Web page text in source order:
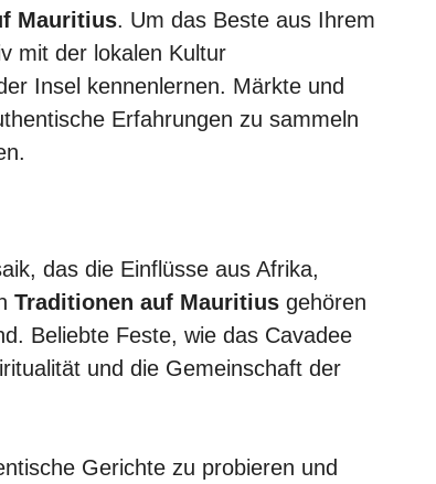
Mauritius. Um das Beste aus Ihrem
mit der lokalen Kultur
Insel kennenlernen. Märkte und
Erfahrungen zu sammeln
das die Einflüsse aus Afrika,
Traditionen auf Mauritius gehören
Beliebte Feste, wie das Cavadee
und die Gemeinschaft der
Gerichte zu probieren und